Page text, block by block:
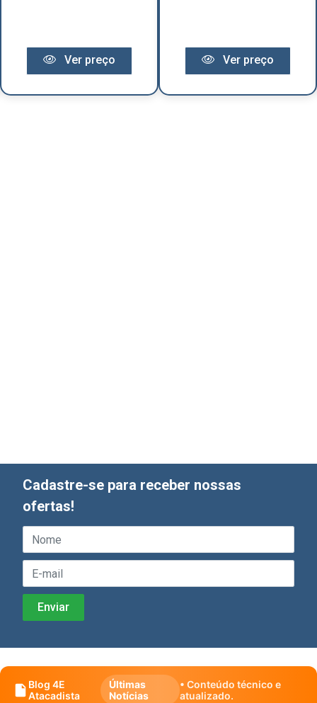
Ver preço Ver preço
Cadastre-se para receber nossas
ofertas!
Blog 4E
Atacadista
Últimas
Notícias
• Conteúdo técnico e
atualizado.